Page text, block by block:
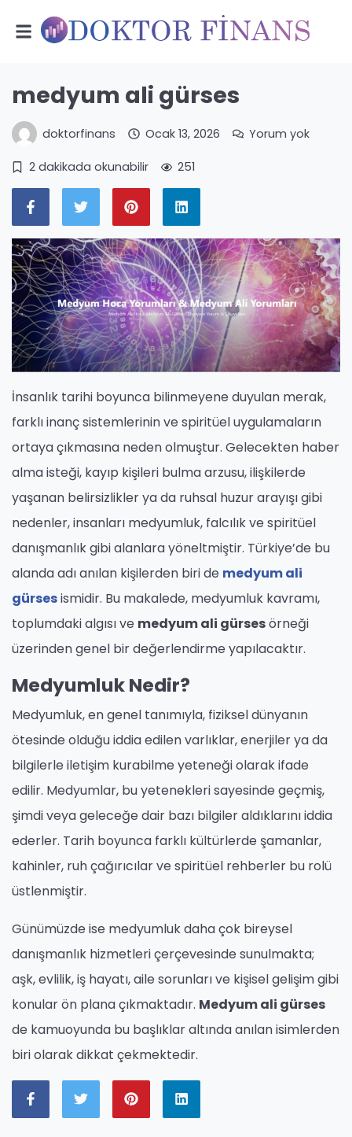
medyum ali gürses
doktorfinans Ocak 13, 2026 Yorum yok
2 dakikada okunabilir 251
İnsanlık tarihi boyunca bilinmeyene duyulan merak,
farklı inanç sistemlerinin ve spiritüel uygulamaların
ortaya çıkmasına neden olmuştur. Gelecekten haber
alma isteği, kayıp kişileri bulma arzusu, ilişkilerde
yaşanan belirsizlikler ya da ruhsal huzur arayışı gibi
nedenler, insanları medyumluk, falcılık ve spiritüel
danışmanlık gibi alanlara yöneltmiştir. Türkiye’de bu
alanda adı anılan kişilerden biri de medyum ali
gürsesismidir. Bu makalede, medyumluk kavramı,
toplumdaki algısı ve medyum ali gürsesörneği
üzerinden genel bir değerlendirme yapılacaktır.
Medyumluk Nedir?
Medyumluk, en genel tanımıyla, fiziksel dünyanın
ötesinde olduğu iddia edilen varlıklar, enerjiler ya da
bilgilerle iletişim kurabilme yeteneği olarak ifade
edilir. Medyumlar, bu yetenekleri sayesinde geçmiş,
şimdi veya geleceğe dair bazı bilgiler aldıklarını iddia
ederler. Tarih boyunca farklı kültürlerde şamanlar,
kahinler, ruh çağırıcılar ve spiritüel rehberler bu rolü
üstlenmiştir.
Günümüzde ise medyumluk daha çok bireysel
danışmanlık hizmetleri çerçevesinde sunulmakta;
aşk, evlilik, iş hayatı, aile sorunları ve kişisel gelişim gibi
konular ön plana çıkmaktadır. Medyum ali gürses
de kamuoyunda bu başlıklar altında anılan isimlerden
biri olarak dikkat çekmektedir.